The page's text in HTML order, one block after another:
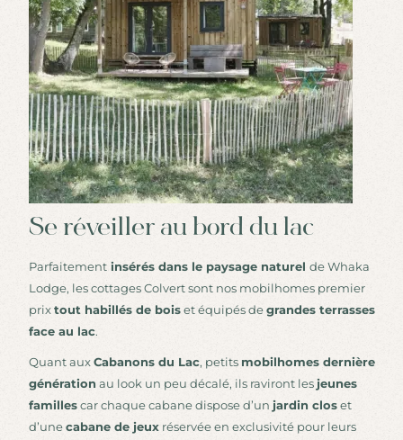
Se réveiller au bord du lac
Parfaitementinsérés dans le paysage naturel de Whaka
Lodge, les cottages Colvert sont nos mobilhomes premier
prixtout habillés de boiset équipés degrandes terrasses
face au lac.
Quant auxCabanons du Lac, petits mobilhomes dernière
génération au look un peu décalé, ils raviront lesjeunes
famillescar chaque cabane dispose d’un jardin closet
d’unecabane de jeuxréservée en exclusivité pour leurs